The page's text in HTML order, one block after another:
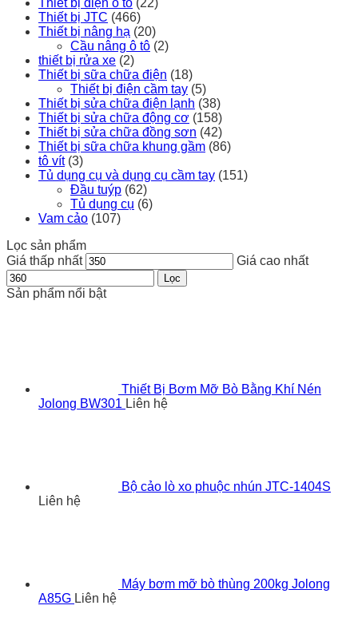
Thiết bị điện ô tô (22)
Thiết bị JTC (466)
Thiết bị nâng hạ (20)
Cầu nâng ô tô (2)
thiết bị rửa xe (2)
Thiết bị sữa chữa điện (18)
Thiết bị điện cầm tay (5)
Thiết bị sửa chữa điện lạnh (38)
Thiết bị sửa chữa động cơ (158)
Thiết bị sửa chữa đồng sơn (42)
Thiết bị sữa chữa khung gầm (86)
tô vít (3)
Tủ dụng cụ và dụng cụ cầm tay (151)
Đầu tuýp (62)
Tủ dụng cụ (6)
Vam cảo (107)
Lọc sản phẩm
Giá thấp nhất
Giá cao nhất
Lọc
Sản phẩm nổi bật
Thiết Bị Bơm Mỡ Bò Bằng Khí Nén
Jolong BW301 Liên hệ
Bộ cảo lò xo phuộc nhún JTC-1404S
Liên hệ
Máy bơm mỡ bò thùng 200kg Jolong
A85G Liên hệ